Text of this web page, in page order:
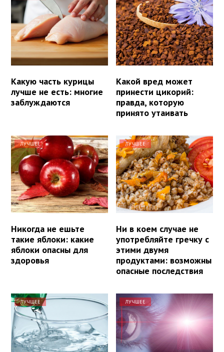
Какую часть курицы
лучше не есть: многие
заблуждаются
Какой вред может
принести цикорий:
правда, которую
принято утаивать
ЛУЧШЕЕ
Никогда не ешьте
такие яблоки: какие
яблоки опасны для
здоровья
ЛУЧШЕЕ
Ни в коем случае не
употребляйте гречку с
этими двумя
продуктами: возможны
опасные последствия
ЛУЧШЕЕ ЛУЧШЕЕ